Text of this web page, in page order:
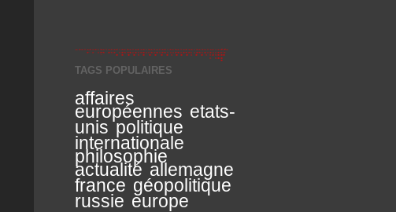
TAGS POPULAIRES
affaires
européennes etats-
unis politique
internationale
philosophie
actualité allemagne
france géopolitique
russie europe